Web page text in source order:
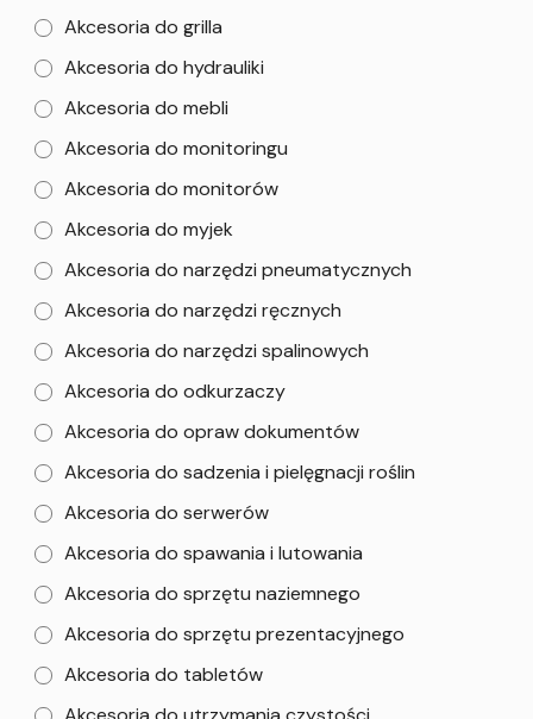
Akcesoria do grilla
Akcesoria do hydrauliki
Akcesoria do mebli
Akcesoria do monitoringu
Akcesoria do monitorów
Akcesoria do myjek
Akcesoria do narzędzi pneumatycznych
Akcesoria do narzędzi ręcznych
Akcesoria do narzędzi spalinowych
Akcesoria do odkurzaczy
Akcesoria do opraw dokumentów
Akcesoria do sadzenia i pielęgnacji roślin
Akcesoria do serwerów
Akcesoria do spawania i lutowania
Akcesoria do sprzętu naziemnego
Akcesoria do sprzętu prezentacyjnego
Akcesoria do tabletów